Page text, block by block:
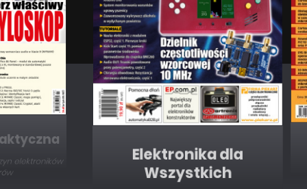
Elektronika dla
Wszystkich